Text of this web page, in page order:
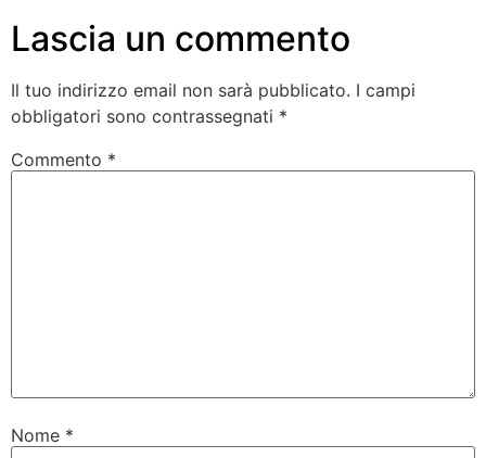
Lascia un commento
Il tuo indirizzo email non sarà pubblicato. I campi
obbligatori sono contrassegnati *
Commento *
Nome *